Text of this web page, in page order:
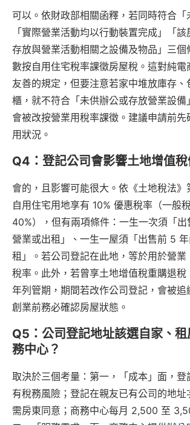
可以。依財政部相關函釋，若同時符合「
「實際營業活動均以行動裝置完成」「
存放與營業活動相關之設備及物品」三個
數按自用住宅稅率課徵房屋稅。這對純電
友善的規定，但要注意若家中堆放庫存
櫃，就不符合「未供辦公或存放營業設備
會被改按營業用稅率課徵。建議申請前先
用狀況。
Q4：登記公司會影響土地增值稅
會的，且影響可能很大。依《土地稅法
自用住宅用地享有 10% 優惠稅率（一般
40%），但有兩項條件：一生一次須「
營業或出租」、一生一屋須「出售前 5
租」。若公司登記在此地，等於用於營業
稅率。此外，若曾享土地增值稅重購退
年列管期，期間若改作公司登記，會被追
創業前務必確認房屋狀態。
Q5：公司登記地址該選自家、
務中心？
取決於三個考量：第一，「成本」面，登
有稅務風險；登記在親友已有公司的地址
需房東同意；商務中心每月 2,500 至